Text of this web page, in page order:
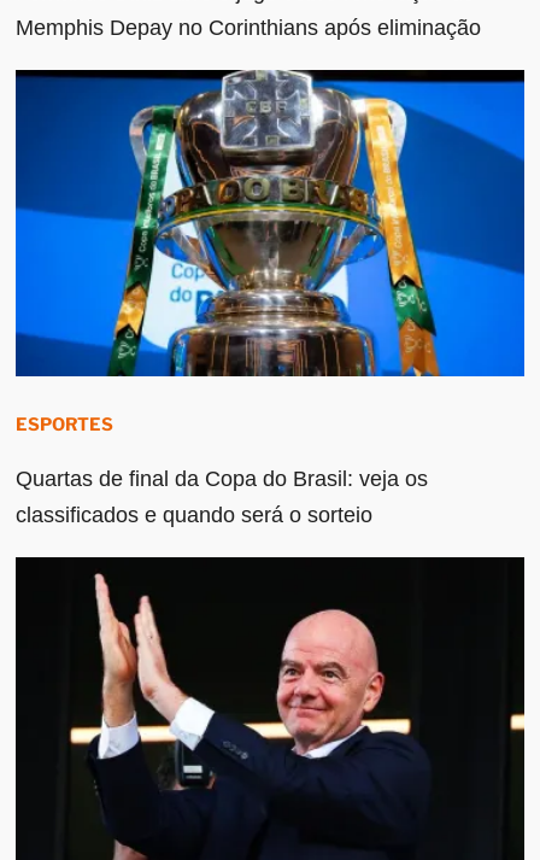
Memphis Depay no Corinthians após eliminação
ESPORTES
Quartas de final da Copa do Brasil: veja os
classificados e quando será o sorteio